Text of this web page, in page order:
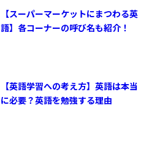
【スーパーマーケットにまつわる英
語】各コーナーの呼び名も紹介！
【英語学習への考え方】英語は本当
に必要？英語を勉強する理由